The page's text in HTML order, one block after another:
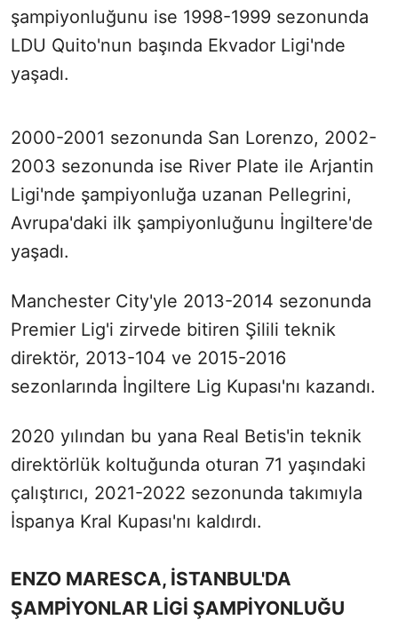
şampiyonluğunu ise 1998-1999 sezonunda
LDU Quito'nun başında Ekvador Ligi'nde
yaşadı.
2000-2001 sezonunda San Lorenzo, 2002-
2003 sezonunda ise River Plate ile Arjantin
Ligi'nde şampiyonluğa uzanan Pellegrini,
Avrupa'daki ilk şampiyonluğunu İngiltere'de
yaşadı.
Manchester City'yle 2013-2014 sezonunda
Premier Lig'i zirvede bitiren Şilili teknik
direktör, 2013-104 ve 2015-2016
sezonlarında İngiltere Lig Kupası'nı kazandı.
2020 yılından bu yana Real Betis'in teknik
direktörlük koltuğunda oturan 71 yaşındaki
çalıştırıcı, 2021-2022 sezonunda takımıyla
İspanya Kral Kupası'nı kaldırdı.
ENZO MARESCA, İSTANBUL'DA
ŞAMPİYONLAR LİGİ ŞAMPİYONLUĞU